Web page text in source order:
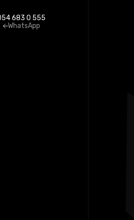
683 0 555
WhatsApp
מוכנים עבור הפרויקט שלכם